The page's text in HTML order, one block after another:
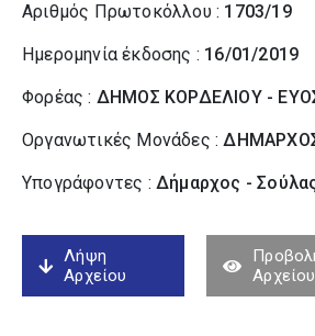
Αριθμός Πρωτοκόλλου : 1703/19
Ημερομηνία έκδοσης : 16/01/2019
Φορέας : ΔΗΜΟΣ ΚΟΡΔΕΛΙΟΥ -
Οργανωτικές Μονάδες :
Υπογράφοντες : Δήμαρχος -
Λήψη
Αρχείου
Αρχείου